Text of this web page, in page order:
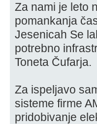
Za nami je leto
pomankanja
Jesenicah Se
potrebno
Toneta Čufarja.
Za ispeljavo
sisteme firme
pridobivanje